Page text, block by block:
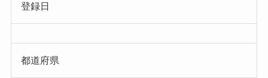
登録日
都道府県